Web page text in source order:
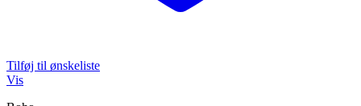
Tilføj til ønskeliste
Vis